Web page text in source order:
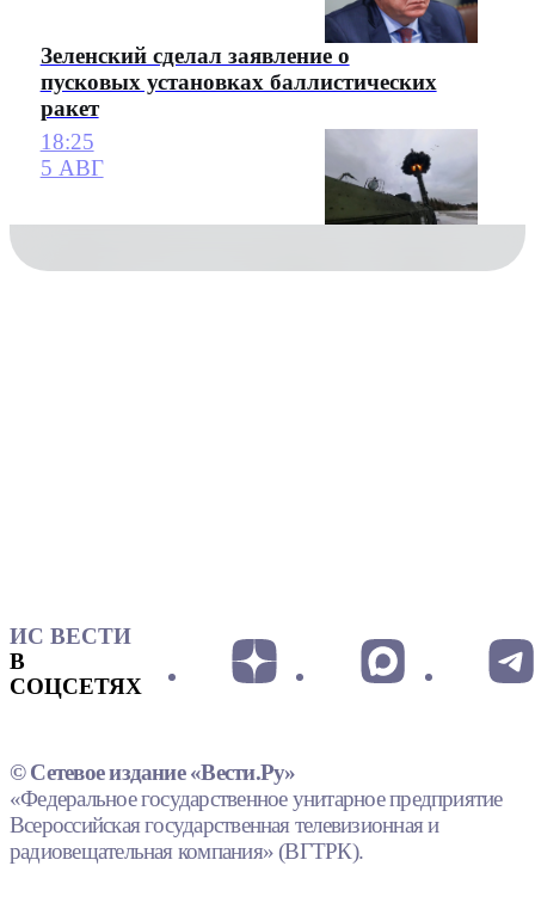
Зеленский сделал заявление о
пусковых установках баллистических
ракет
18:25
5 АВГ
ИС ВЕСТИ
В
СОЦСЕТЯХ
© Сетевое издание «Вести.Ру»
«Федеральное государственное унитарное предприятие
Всероссийская государственная телевизионная и
радиовещательная компания» (ВГТРК).